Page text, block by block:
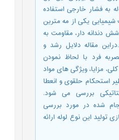
به فشار خارجی استفاده
یکی از مه مترین
دندانه دار، مقاومت به
مقاله دلایل رشد و
فرد با لحاظ نمودن
مزایا، ویژگی های مواد
استحکام حلقوی و انعطا
بررسی می شود.
شده در مورد بررسی
این نوع لوله ارائه